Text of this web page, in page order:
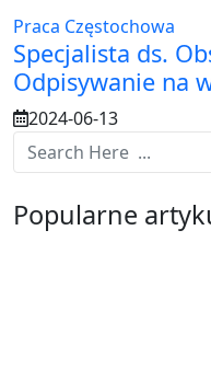
Praca Częstochowa
Specjalista ds.
Odpisywanie na
2024-06-13
Popularne